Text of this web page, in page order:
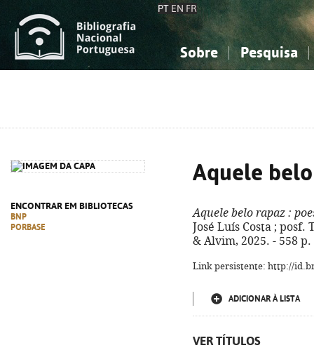
PT EN FR
Sobre Pesquisa
ENCONTRAR EM BIBLIOTECAS
BNP
PORBASE
Aquele
Aquele belo rapaz :
José Luís Costa ; posf.
& Alvim, 2025. - 558 p.
Link persistente: http://
ADICIONAR À LISTA
VER TÍTULOS